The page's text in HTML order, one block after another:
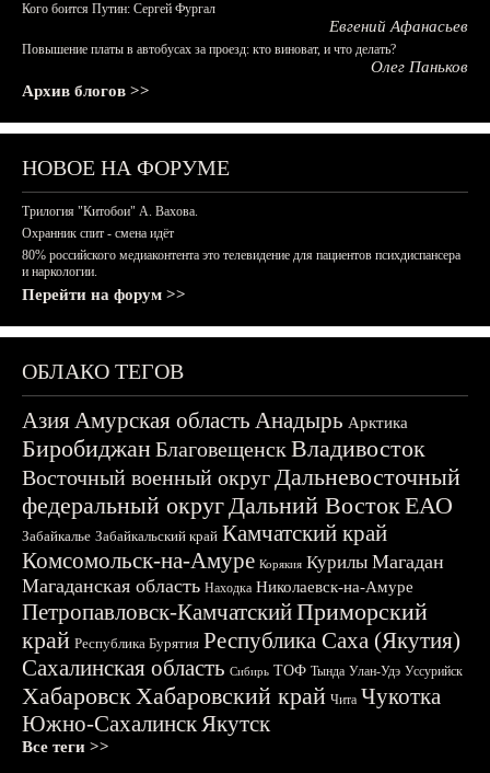
Кого боится Путин: Сергей Фургал
Евгений Афанасьев
Повышение платы в автобусах за проезд: кто виноват, и что делать?
Олег Паньков
Архив блогов >>
НОВОЕ НА ФОРУМЕ
Трилогия "Китобои" А. Вахова.
Охранник спит - смена идёт
80% российского медиаконтента это телевидение для пациентов психдиспансера
и наркологии.
Перейти на форум >>
ОБЛАКО ТЕГОВ
АзияАмурская область Анадырь Арктика
БиробиджанБлаговещенскВладивосток
Восточный военный округДальневосточный
федеральный округДальний ВостокЕАО
Забайкалье Забайкальский край Камчатский край
Комсомольск-на-Амуре Корякия Курилы Магадан
Магаданская область Находка Николаевск-на-Амуре
Петропавловск-КамчатскийПриморский
край Республика Бурятия Республика Саха (Якутия)
Сахалинская область Сибирь ТОФ Тында Улан-Удэ Уссурийск
ХабаровскХабаровский край Чита Чукотка
Южно-СахалинскЯкутск
Все теги >>